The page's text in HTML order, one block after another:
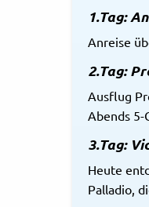
1.Tag:
Anreise
2.Tag:
Ausflug
Abends
3.Tag:
Heute
Palladio,